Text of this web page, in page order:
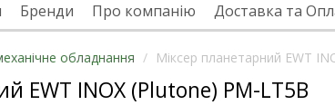
Бренди Про компанію Доставка та
обладнання Міксер планетарний EWT
EWT INOX (Plutone) PM-LT5B